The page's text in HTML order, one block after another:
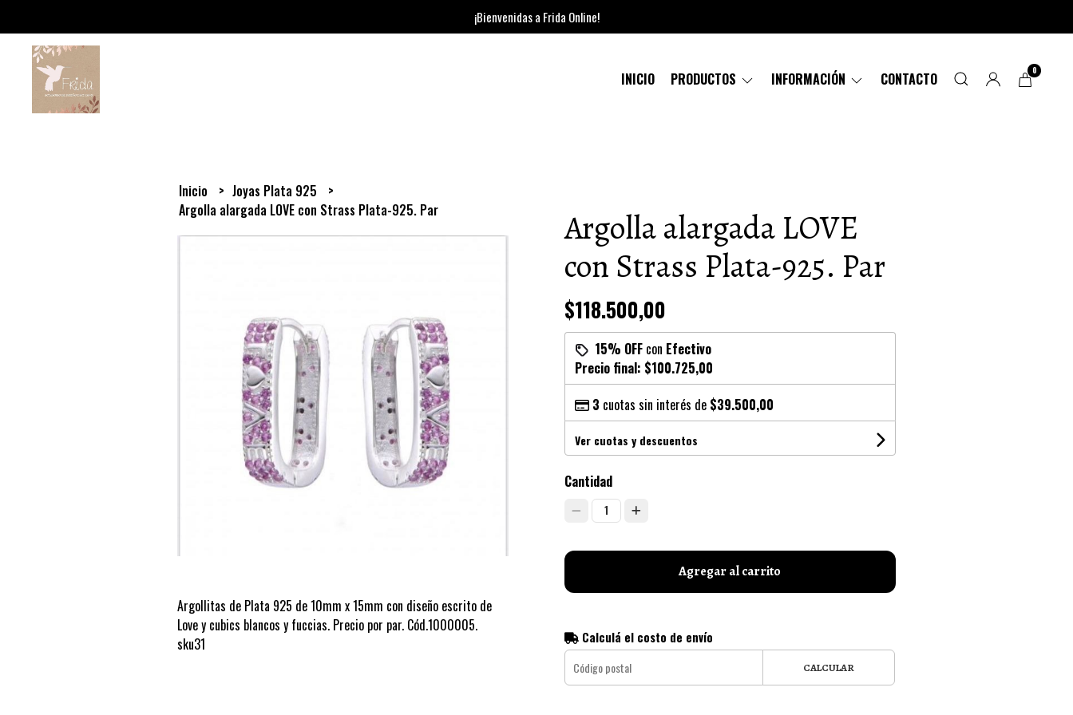
¡Bienvenidas a Frida Online!
INICIO PRODUCTOS INFORMACIÓN CONTACTO 0
Inicio
Joyas Plata 925
Argolla alargada LOVE con Strass Plata-925. Par
Argollitas de Plata 925 de 10mm x 15mm con diseño escrito de
Love y cubics blancos y fuccias. Precio por par. Cód.1000005.
sku31
Argolla alargada LOVE
con Strass Plata-925. Par
$118.500,00
15% OFFcon Efectivo
Precio final: $100.725,00
3 cuotas sin interés de $39.500,00
Ver cuotas y descuentos
Cantidad
1
Agregar al carrito
Calculá el costo de envío
CALCULAR